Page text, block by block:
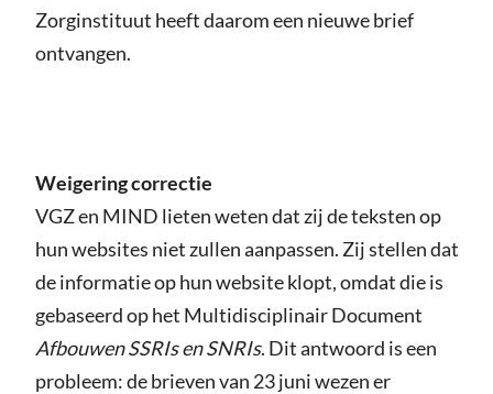
Zorginstituut heeft daarom een nieuwe brief
ontvangen.
Weigering correctie
VGZ en MIND lieten weten dat zij de teksten op
hun websites niet zullen aanpassen. Zij stellen dat
de informatie op hun website klopt, omdat die is
gebaseerd op het Multidisciplinair Document
Afbouwen SSRIs en SNRIs. Dit antwoord is een
probleem: de brieven van 23 juni wezen er